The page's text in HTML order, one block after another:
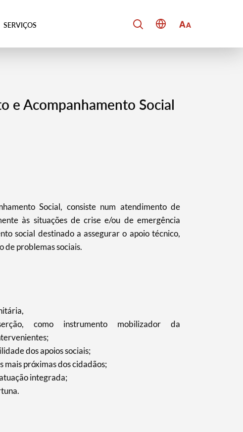
SERVIÇOS
e Acompanhamento Social
Social, consiste num atendimento de
às situações de crise e/ou de emergência
social destinado a assegurar o apoio técnico,
de problemas sociais.
como instrumento mobilizador da
dos apoios sociais;
próximas dos cidadãos;
integrada;